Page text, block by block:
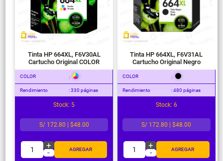
Tinta HP 664XL, F6V30AL
Cartucho Original COLOR
COLOR :
Rendimiento : 330 páginas
Stock: 5
S/ 172.80 | $48.00
1 +
- AGREGAR
Tinta HP 664XL, F6V31AL
Cartucho Original Negro
COLOR :
Rendimiento : 480 páginas
Stock: 6
S/ 172.80 | $48.00
1 +
- AGREGAR